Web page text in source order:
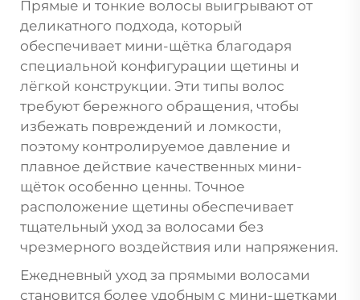
Прямые и тонкие волосы выигрывают от
деликатного подхода, который
обеспечивает мини-щётка благодаря
специальной конфигурации щетины и
лёгкой конструкции. Эти типы волос
требуют бережного обращения, чтобы
избежать повреждений и ломкости,
поэтому контролируемое давление и
плавное действие качественных мини-
щёток особенно ценны. Точное
расположение щетины обеспечивает
тщательный уход за волосами без
чрезмерного воздействия или напряжения.
Ежедневный уход за прямыми волосами
становится более удобным с мини-щетками